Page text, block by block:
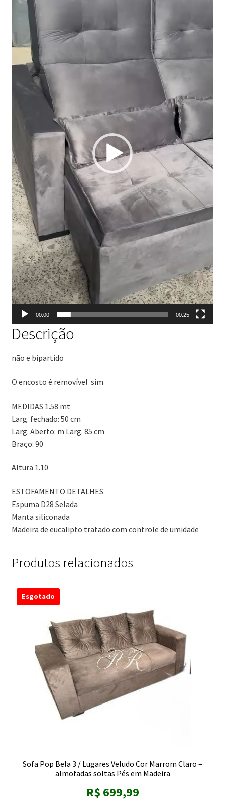
vídeo
00:00 00:25
Descrição
não e bipartido
O encosto é removível sim
MEDIDAS 1.58 mt
Larg. fechado: 50 cm
Larg. Aberto: m Larg. 85 cm
Braço: 90
Altura 1.10
ESTOFAMENTO DETALHES
Espuma D28 Selada
Manta siliconada
Madeira de eucalipto tratado com controle de umidade
Produtos relacionados
Esgotado
Sofa Pop Bela 3 / Lugares Veludo Cor Marrom Claro –
almofadas soltas Pés em Madeira
R$ 699,99